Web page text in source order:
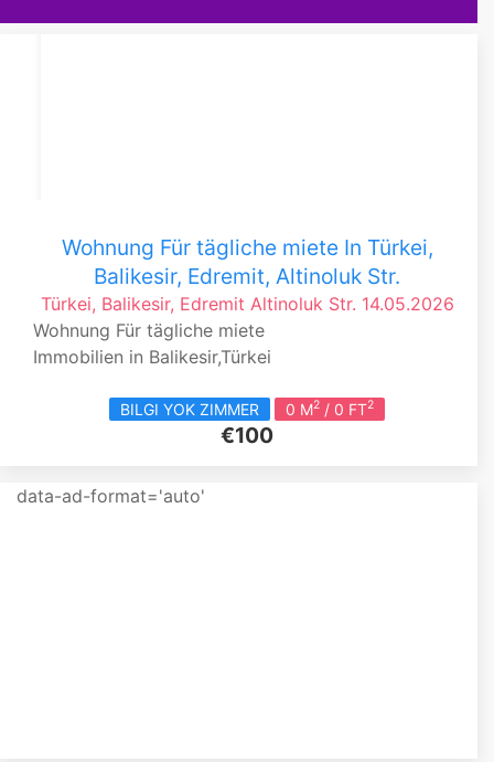
Wohnung Für tägliche miete In Türkei,
Balikesir, Edremit, Altinoluk Str.
Türkei, Balikesir, Edremit Altinoluk Str. 14.05.2026
Wohnung Für tägliche miete
Immobilien in Balikesir,Türkei
BILGI YOK ZIMMER 0 M2 / 0 FT2
€100
data-ad-format='auto'